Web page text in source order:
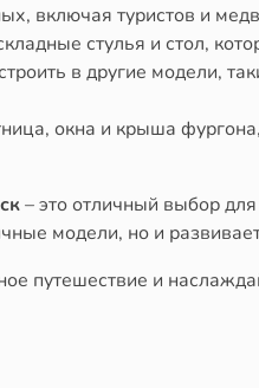
включая туристов и
стулья и стол,
в другие модели,
окна и крыша
– это отличный выбор
модели, но и
путешествие и